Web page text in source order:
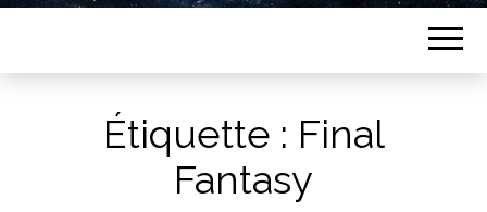
Étiquette : Final
Fantasy